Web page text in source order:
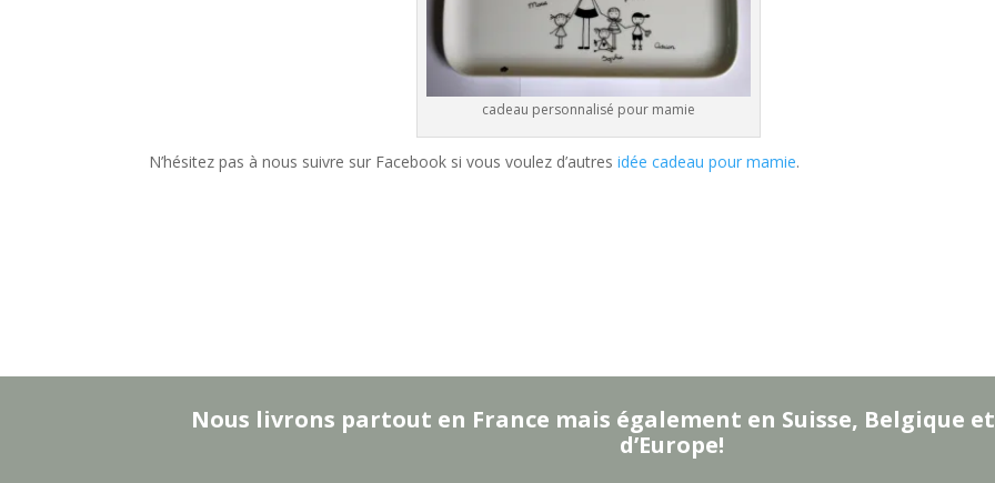
cadeau personnalisé pour mamie
N’hésitez pas à nous suivre sur Facebook si vous voulez d’autresidée cadeau pour mamie.
Nous livrons partout en France mais également en Suisse, Belgique
d’Europe!